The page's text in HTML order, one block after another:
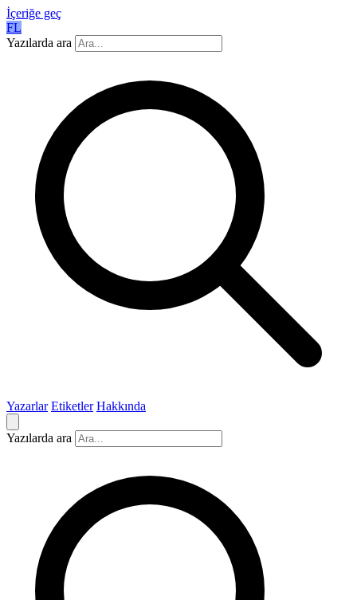
İçeriğe geç
FL
Yazılarda ara
Yazarlar Etiketler Hakkında
Yazılarda ara